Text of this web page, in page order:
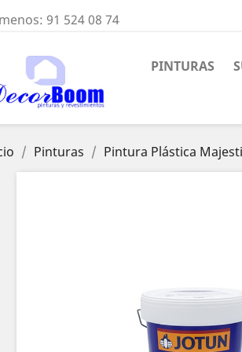
91 524 08 74
PINTURAS
Pinturas Pintura Plástica